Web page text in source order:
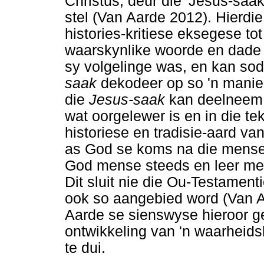
stel (Van Aarde 2012).
histories-kritiese eksegese
waarskynlike woorde en
sy volgelinge was, en kan
saakdekodeer op so 'n
die Jesus-saakkan
wat oorgelewer is en in die
historiese en tradisie-aard
as God se koms na die
God mense steeds en leer
Dit sluit nie die Ou-
ook so aangebied word (Van
Aarde se sienswyse hieroor
ontwikkeling van 'n
te dui.